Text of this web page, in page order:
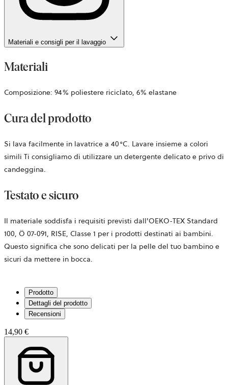
Materiali e consigli per il lavaggio
Materiali
Composizione: 94% poliestere riciclato, 6% elastane
Cura del prodotto
Si lava facilmente in lavatrice a 40°C. Lavare insieme a colori
simili Ti consigliamo di utilizzare un detergente delicato e privo di
candeggina.
Testato e sicuro
Il materiale soddisfa i requisiti previsti dall'OEKO-TEX Standard
100, Ö 07-091, RISE, Classe 1 per i prodotti destinati ai bambini.
Questo significa che sono delicati per la pelle del tuo bambino e
sicuri da mettere in bocca.
Prodotto
Dettagli del prodotto
Recensioni
14,90 €